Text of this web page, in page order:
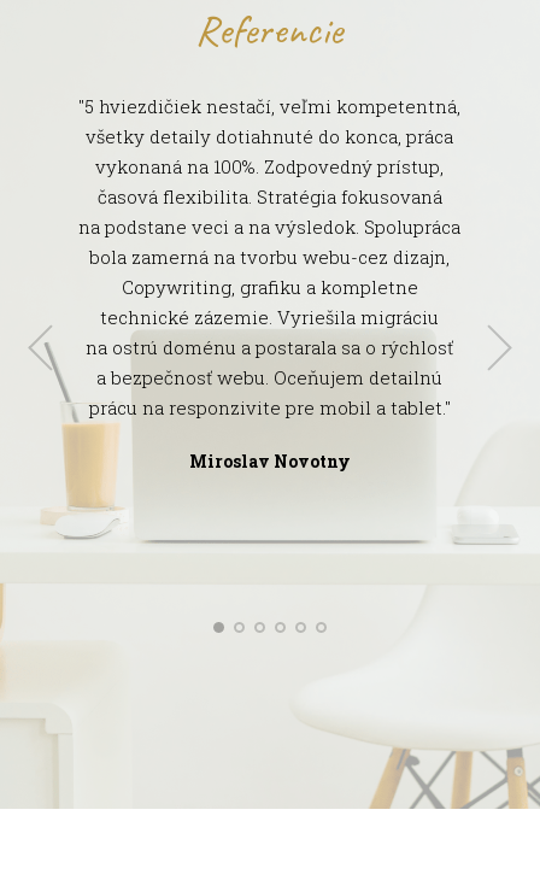
Referencie
"5 hviezdičiek nestačí, veľmi kompetentná,
všetky detaily dotiahnuté do konca, práca
vykonaná na 100%. Zodpovedný prístup,
časová flexibilita. Stratégia fokusovaná
na podstane veci a na výsledok. Spolupráca
bola zamerná na tvorbu webu-cez dizajn,
Copywriting, grafiku a kompletne
technické zázemie. Vyriešila migráciu
na ostrú doménu a postarala sa o rýchlosť
a bezpečnosť webu. Oceňujem detailnú
prácu na responzivite pre mobil a tablet."
Miroslav Novotny
Michaela Vajova
Gabriela Revická